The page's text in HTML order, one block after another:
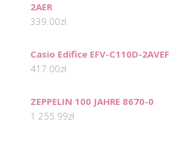
2AER
339.00zł
Casio Edifice EFV-C110D-2AVEF
417.00zł
ZEPPELIN 100 JAHRE 8670-0
1 255.99zł